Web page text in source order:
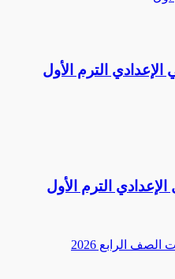
الترم الأول
الترم الأول